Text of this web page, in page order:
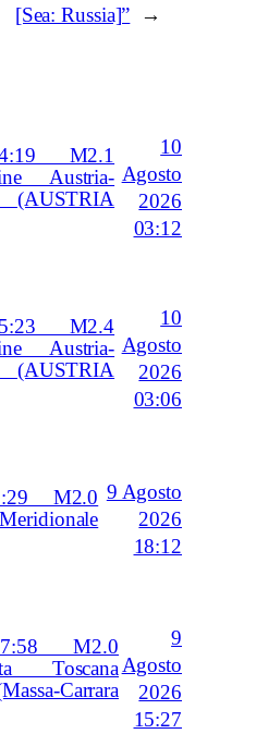
[Sea: Russia]”
→
M2.1
Austria-
10
Agosto
2026
03:12
M2.4
Austria-
10
Agosto
2026
03:06
M2.0 9 Agosto
2026
18:12
M2.0
Toscana
Carrara
9
Agosto
2026
15:27